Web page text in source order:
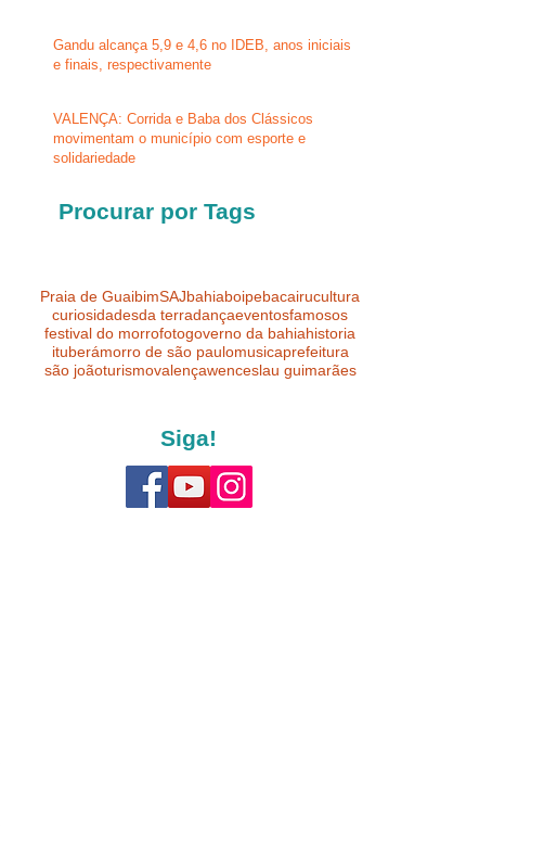
Gandu alcança 5,9 e 4,6 no IDEB, anos iniciais
e finais, respectivamente
VALENÇA: Corrida e Baba dos Clássicos
movimentam o município com esporte e
solidariedade
Procurar por Tags
Praia de GuaibimSAJbahiaboipebacairucultura
curiosidadesda terradançaeventosfamosos
festival do morrofotogoverno da bahiahistoria
ituberámorro de são paulomusicaprefeitura
são joãoturismovalençawenceslau guimarães
Siga!